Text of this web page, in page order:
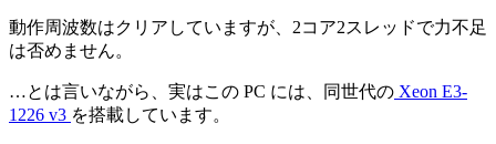
動作周波数はクリアしていますが、2コア2スレッドで力不足
は否めません。
…とは言いながら、実はこの PC には、 同世代の Xeon E3-
1226 v3 を搭載しています。